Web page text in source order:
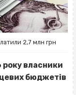
2,7 млн грн
року власники
бюджетів